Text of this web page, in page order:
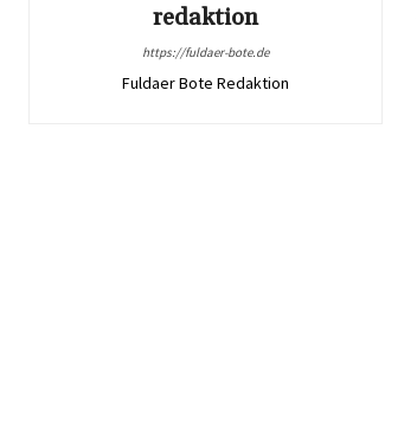
redaktion
https://fuldaer-bote.de
Fuldaer Bote Redaktion